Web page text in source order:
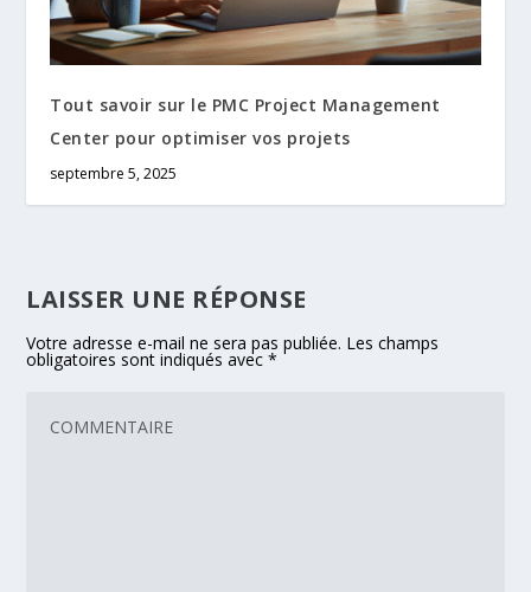
Tout savoir sur le PMC Project Management
Center pour optimiser vos projets
septembre 5, 2025
LAISSER UNE RÉPONSE
Votre adresse e-mail ne sera pas publiée. Les champs
obligatoires sont indiqués avec*